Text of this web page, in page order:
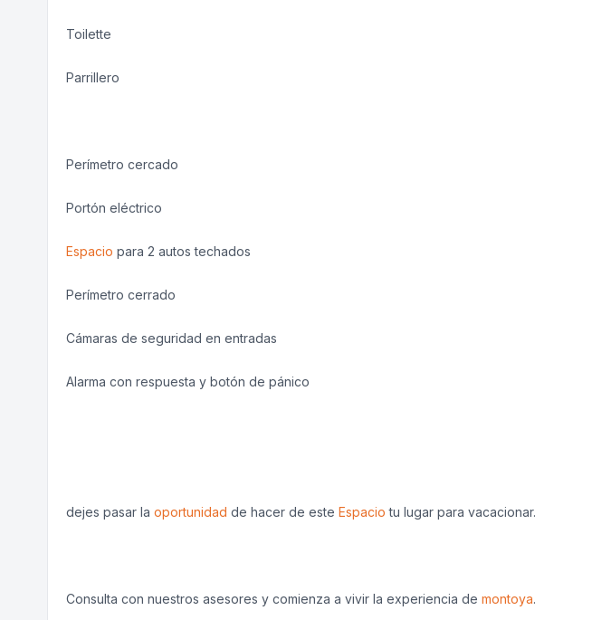
Toilette
Parrillero
Perímetro cercado
Portón eléctrico
Espacio para 2 autos techados
Perímetro cerrado
Cámaras de seguridad en entradas
Alarma con respuesta y botón de pánico
dejes pasar la oportunidad de hacer de este Espacio tu lugar para vacacionar.
Consulta con nuestros asesores y comienza a vivir la experiencia de montoya.